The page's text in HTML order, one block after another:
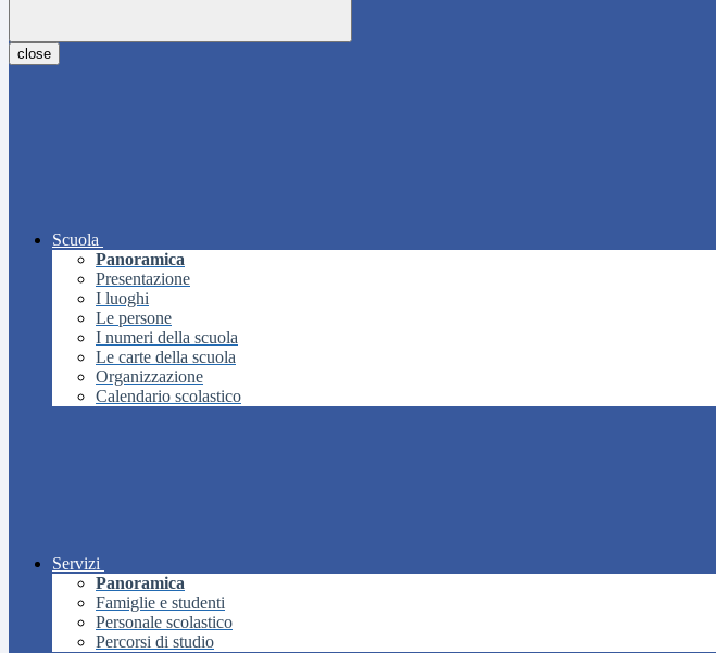
close
Scuola
Panoramica
Presentazione
I luoghi
Le persone
I numeri della scuola
Le carte della scuola
Organizzazione
Calendario scolastico
Servizi
Panoramica
Famiglie e studenti
Personale scolastico
Percorsi di studio